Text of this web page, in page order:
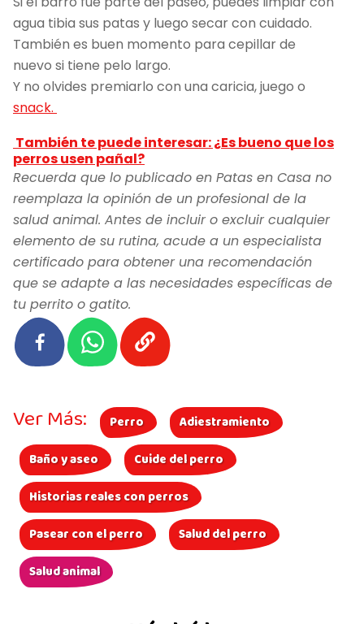
agua tibia sus patas y luego secar con cuidado.
También es buen momento para cepillar de
nuevo si tiene pelo largo.
Y no olvides premiarlo con una caricia, juego o
snack.
También te puede interesar: ¿Es bueno que los
perros usen pañal?
Recuerda que lo publicado en Patas en Casa no
reemplaza la opinión de un profesional de la
salud animal. Antes de incluir o excluir cualquier
elemento de su rutina, acude a un especialista
certificado para obtener una recomendación
que se adapte a las necesidades específicas de
tu perrito o gatito.
Ver Más: Perro
Adiestramiento
Baño y aseo
Cuide del perro
Historias reales con perros
Pasear con el perro
Salud del perro
Salud animal